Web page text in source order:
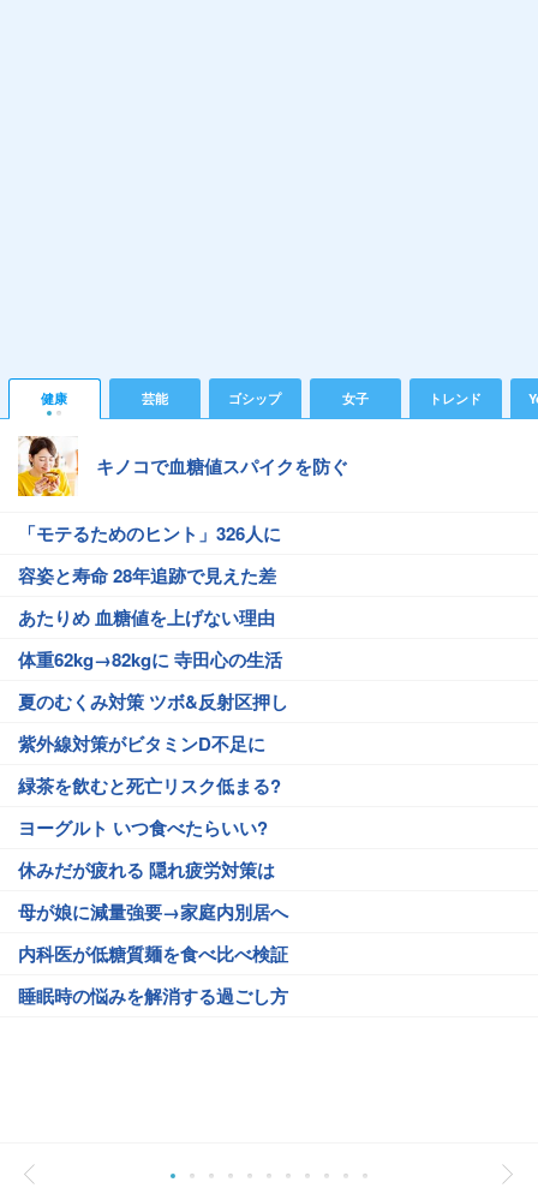
健康 芸能 ゴシップ 女子 トレンド
キノコで血糖値スパイクを防ぐ
「モテるためのヒント」326人に
容姿と寿命 28年追跡で見えた差
あたりめ 血糖値を上げない理由
体重62kg→82kgに 寺田心の生活
夏のむくみ対策 ツボ&反射区押し
紫外線対策がビタミンD不足に
緑茶を飲むと死亡リスク低まる?
ヨーグルト いつ食べたらいい?
休みだが疲れる 隠れ疲労対策は
母が娘に減量強要→家庭内別居へ
内科医が低糖質麺を食べ比べ検証
睡眠時の悩みを解消する過ごし方